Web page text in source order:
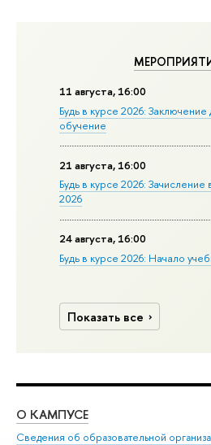
11 августа, 16:00
Будь в курсе 2026:
обучение
21 августа, 16:00
Будь в курсе 2026: Зачисление
2026
24 августа, 16:00
Будь в курсе 2026: Начало
Показать все
О КАМПУСЕ
Сведения об образовательной